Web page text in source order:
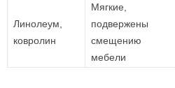
Линолеум,
ковролин
Мягкие,
подвержены
смещению
мебели